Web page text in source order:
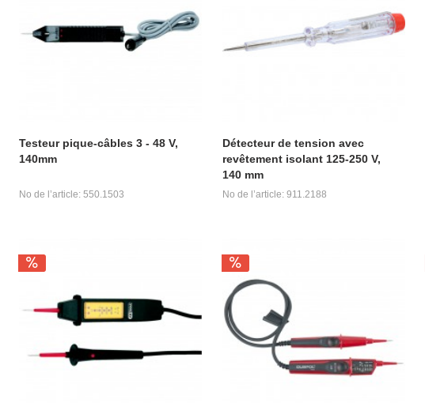
Testeur pique-câbles 3 - 48 V,
140mm
No de l’article: 550.1503
Détecteur de tension avec
revêtement isolant 125-250 V,
140 mm
No de l’article: 911.2188